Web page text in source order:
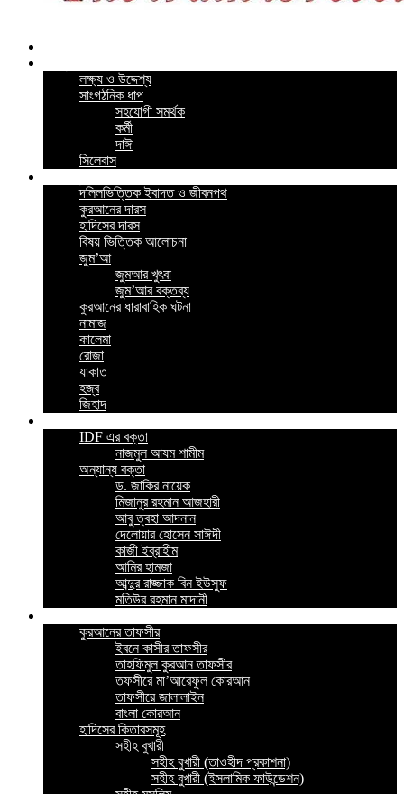
লক্ষ্য ও উদ্দেশ্য
সাংগঠনিক ধাপ
সহযোগী সমর্থক
কর্মী
দাঈ
সিলেবাস
দলিলভিত্তিক ইবাদত ও জীবনপথ
কুরআনের দারস
হাদিসের দারস
বিষয় ভিত্তিক আলোচনা
জুম’আ
জুমআর খুৎবা
জুম’আর বক্তব্য
কুরআনের ধারাবাহিক ঘটনা
নামাজ
কালেমা
রোজা
যাকাত
হজ্ব
জিহাদ
IDF এর বক্তা
নাজমুল আযম শামীম
অন্যান্য বক্তা
ড. জাকির নায়েক
মিজানুর রহমান আজহারী
আবু ত্বহা আদনান
দেলোয়ার হোসেন সাঈদী
কাজী ইব্রাহীম
আমির হামজা
আব্দুর রাজ্জাক বিন ইউসুফ
মতিউর রহমান মাদানী
কুরআনের তাফসীর
ইবনে কাসীর তাফসীর
তাহফিমুল কুরআন তাফসীর
তফসীরে মা’আরেফুল কোরআন
তাফসীরে জালালাইন
বাংলা কোরআন
হাদিসের কিতাবসমূহ
সহীহ বুখারী
সহীহ বুখারী (তাওহীদ প্রকাশনা)
সহীহ বুখারী (ইসলামিক ফাউন্ডেশন)